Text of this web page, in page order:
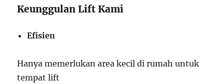
Keunggulan Lift Kami
Efisien
Hanya memerlukan area kecil di rumah untuk
tempat lift